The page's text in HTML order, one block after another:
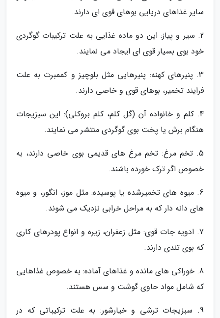
سایر غذاهای دریایی بوهای قوی ای دارند.
2. سیر و پیاز: این دو ماده غذایی به علت ترکیبات گوگردی
خود بوی بسیار قوی ای ایجاد می نمایند.
3. پنیرهای کهنه: پنیرهایی مثل بلوچیز و کممبرت به علت
فرایند تخمیر، بوهای قوی و خاصی دارند.
4. کلم و خانواده آن (گل کلم، کلم بروکلی): این سبزیجات
هنگام برش یا پخت بوی گوگردی منتشر می نمایند.
5. تخم مرغ: تخم مرغ های قدیمی بوی خاصی دارند، به
خصوص اگر ترک خورده باشند.
6. میوه های تخمیرشده یا پوسیده: مثل موز، انگور، و میوه
های دانه دار که به مراحل خرابی نزدیک می شوند.
7. ادویه جات قوی: مثل زعفران، زیره و انواع پودرهای کاری
که بوی تندی دارند.
8. خوراکی های مانده و غذاهای آماده: به خصوص غذاهایی
که شامل مواد حاوی گوشت و سس هستند.
9. سبزیجات ترشی و خیارشور: به علت ترکیباتی که در